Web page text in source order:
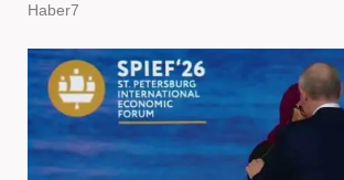
Haber7